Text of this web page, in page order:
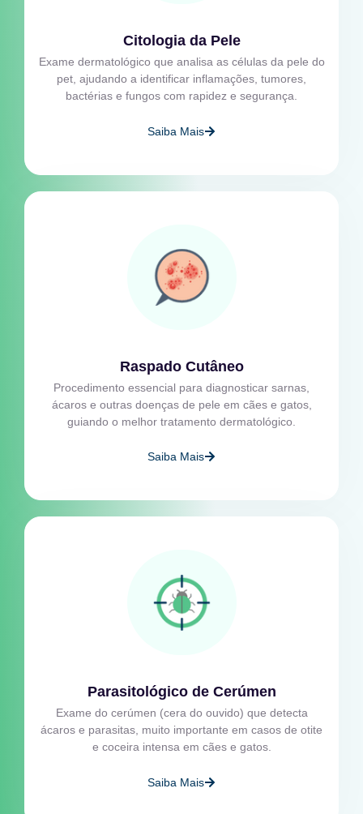
Citologia da Pele
Exame dermatológico que analisa as células da pele do
pet, ajudando a identificar inflamações, tumores,
bactérias e fungos com rapidez e segurança.
Saiba Mais
Raspado Cutâneo
Procedimento essencial para diagnosticar sarnas,
ácaros e outras doenças de pele em cães e gatos,
guiando o melhor tratamento dermatológico.
Saiba Mais
Parasitológico de Cerúmen
Exame do cerúmen (cera do ouvido) que detecta
ácaros e parasitas, muito importante em casos de otite
e coceira intensa em cães e gatos.
Saiba Mais